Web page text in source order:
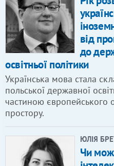
від
до
освітньої політики
Українська мова стала
польської державної
частиною європейського
простору.
ЮЛІЯ
Чи